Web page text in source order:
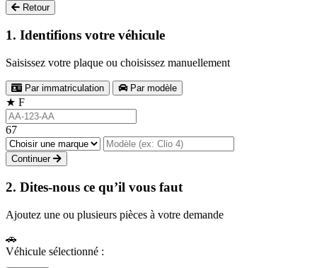
Retour
1. Identifions votre véhicule
Saisissez votre plaque ou choisissez manuellement
Par immatriculation Par modèle
★ F
67
Continuer
2. Dites-nous ce qu’il vous faut
Ajoutez une ou plusieurs pièces à votre demande
🚗
Véhicule sélectionné :